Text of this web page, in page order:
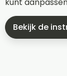
kunt
Bekijk de